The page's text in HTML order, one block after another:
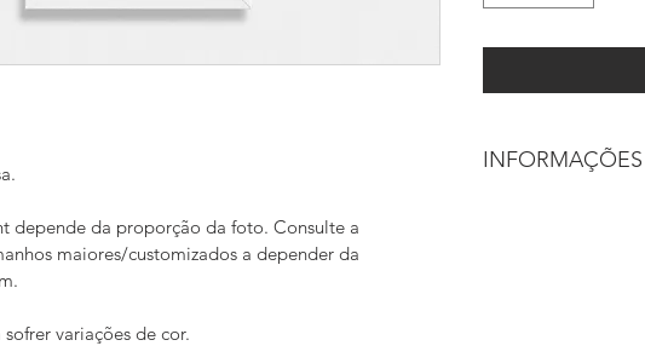
depende da proporção da foto. Consulte a
maiores/customizados a depender da
variações de cor.
INFORMAÇÕES